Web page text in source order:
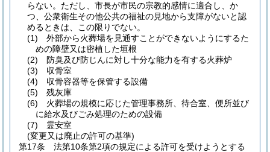
らない。 ただし、市長が市民の宗教的感情に適合し、か
つ、公衆衛生その他公共の福祉の見地から支障がないと認
めるときは、この限りでない。
(1)
外部から火葬場を見通すことができないようにするた
めの障壁又は密植した垣根
(2)
防臭及び防じんに対し十分な能力を有する火葬炉
(3)
収骨室
(4)
収骨容器等を保管する設備
(5)
残灰庫
(6)
火葬場の規模に応じた管理事務所、待合室、便所並び
に給水及びごみ処理のための設備
(7)
霊安室
(変更又は廃止の許可の基準)
第17条
法第10条第2項の規定による許可を受けようとする